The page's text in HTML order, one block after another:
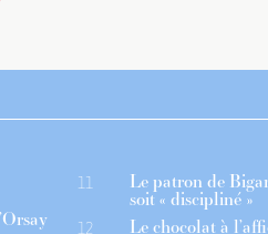
11 Le patron de
soit « discipliné »
12 Le chocolat à